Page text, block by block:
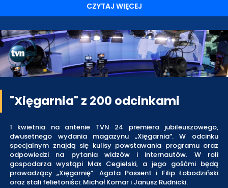
CZYTAJ WIĘCEJ
"Xięgarnia" z 200 odcinkami
1 kwietnia na antenie TVN 24 premiera jubileuszowego,
dwusetnego wydania magazynu „Xięgarnia”. W odcinku
specjalnym znajdą się kulisy powstawania programu oraz
odpowiedzi na pytania widzów i internautów. W roli
gospodarza wystąpi Max Cegielski, a jego gośćmi będą
prowadzący „Xięgarnię”: Agata Passent i Filip Łobodziński
oraz stali felietoniści: Michał Komar i Janusz Rudnicki.